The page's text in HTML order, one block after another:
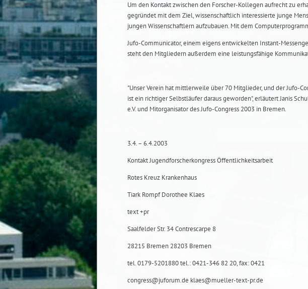
Um den Kontakt zwischen den Forscher-Kollegen aufrecht zu
gegründet mit dem Ziel, wissenschaftlich interessierte junge
jungen Wissenschaftlern aufzubauen. Mit dem
Jufo-Communicator, einem eigens entwickelten Instant-
steht den Mitgliedern außerdem eine leistungsfähige
"Unser Verein hat mittlerweile über 70 Mitglieder, und der Jufo-
ist ein richtiger Selbstläufer daraus geworden", erläutert Janis
e.V. und Mitorganisator des Jufo-Congress 2003 in Bremen.
3.4. – 6.4.2003
Kontakt Jugendforscherkongress Öffentlichkeitsarbeit
Rotes Kreuz Krankenhaus
Tiark Rompf Dorothee Klaes
text +pr
Saalfelder Str. 34 Contrescarpe 8
28215 Bremen 28203 Bremen
tel. 0179-5201880 tel.: 0421-346 82 20, fax: 0421
congress@juforum.de klaes@mueller-text-pr.de